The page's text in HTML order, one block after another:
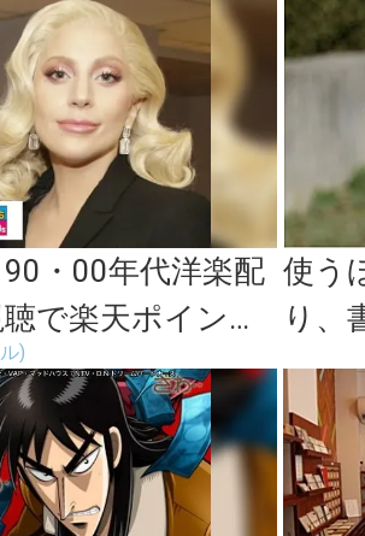
90・00年代洋楽配
で楽天ポイント
)
使う
り、
る「